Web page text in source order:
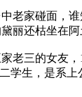
家碰面，谁
丽还枯坐在阿
三的女友，
学生，是系